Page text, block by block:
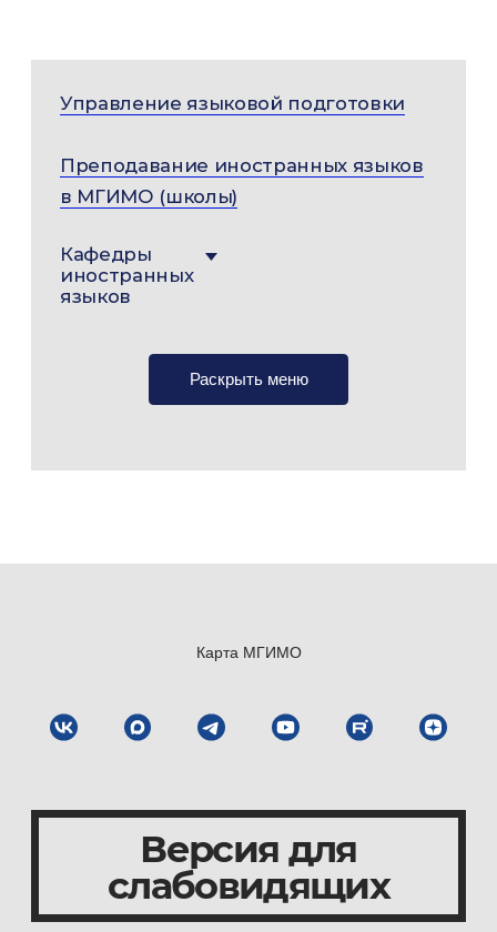
Управление языковой подготовки
Преподавание иностранных языков
в МГИМО (школы)
Кафедры
иностранных
языков
Раскрыть меню
Карта МГИМО
Версия для
слабовидящих